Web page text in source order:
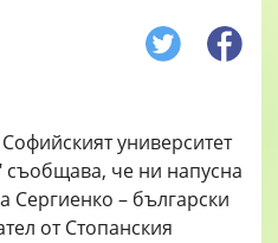
университет
че ни напусна
– български
от Стопанския